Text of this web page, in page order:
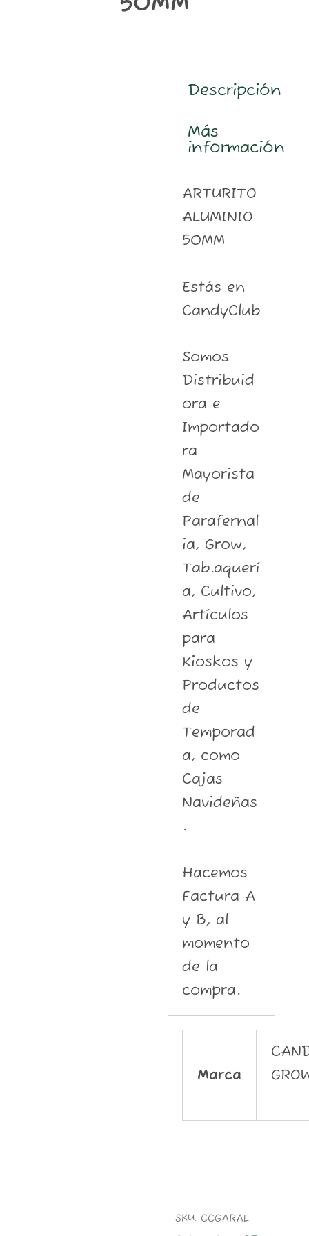
Descripción
Más
información
ARTURITO
ALUMINIO
50MM
Estás en
CandyClub
Somos
Distribuid
ora e
Importado
ra
Mayorista
de
Parafernal
ia, Grow,
Tab.aquerí
a, Cultivo,
Artículos
para
Kioskos y
Productos
de
Temporad
a, como
Cajas
Navideñas
.
Hacemos
Factura A
y B, al
momento
de la
compra.
Marca
SKU: CCGARAL